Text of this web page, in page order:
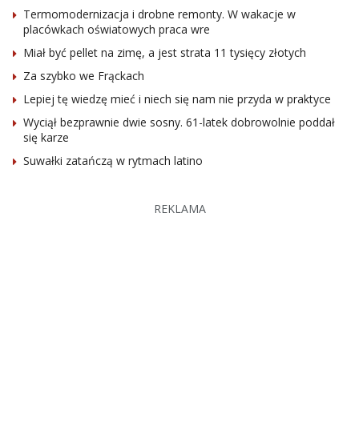
Termomodernizacja i drobne remonty. W wakacje w
placówkach oświatowych praca wre
Miał być pellet na zimę, a jest strata 11 tysięcy złotych
Za szybko we Frąckach
Lepiej tę wiedzę mieć i niech się nam nie przyda w praktyce
Wyciął bezprawnie dwie sosny. 61-latek dobrowolnie poddał
się karze
Suwałki zatańczą w rytmach latino
REKLAMA